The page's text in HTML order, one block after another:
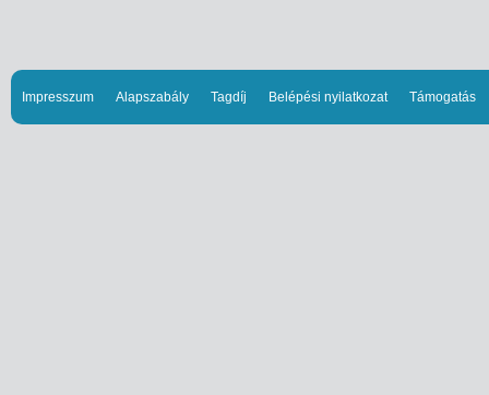
Impresszum Alapszabály Tagdíj Belépési nyilatkozat Támogatás